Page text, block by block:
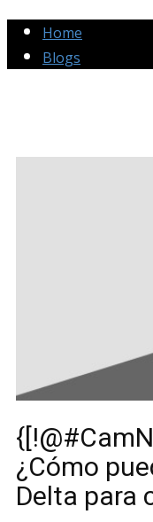
Home
Blogs
¿Cómo
Delta para